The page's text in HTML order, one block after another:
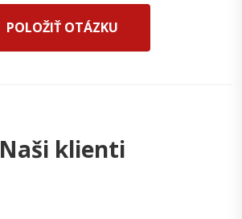
POLOŽIŤ OTÁZKU
Naši klienti